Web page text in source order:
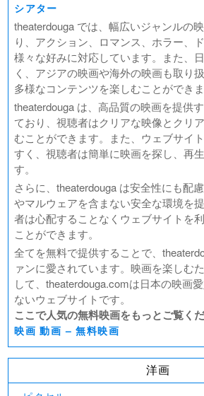
シアター
theaterdouga では、幅広いジャンルの
り、アクション、ロマンス、ホラー、
様々な好みに対応しています。また、
く、アジアの映画や海外の映画も取り
多様なコンテンツを楽しむことができま
theaterdouga は、高品質の映画を提供
ており、視聴者はクリアな映像とクリ
むことができます。また、ウェブサイ
すく、視聴者は簡単に映画を探し、再
す。
さらに、theaterdouga は安全性にも配
やマルウェアを含まない安全な環境を
者は心配することなくウェブサイトを
ことができます。
全てを無料で提供することで、
ァンに愛されています。映画を楽しむ
して、theaterdouga.comは日本の映画
ないウェブサイトです。
ここで人気の無料映画をもっとご覧く
映画 動画 – 無料映画
洋画